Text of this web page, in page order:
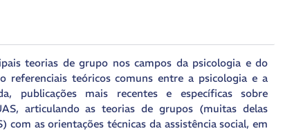
teorias de grupo nos campos da psicologia e do
referenciais teóricos comuns entre a psicologia e a
publicações mais recentes e específicas sobre
articulando as teorias de grupos (muitas delas
com as orientações técnicas da assistência social, em